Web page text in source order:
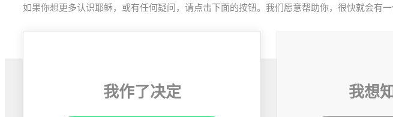
如果你想更多认识耶稣，或有任何疑问，请点击下面的按钮。我们愿意帮助你，很快就会有一
我作了决定 我想